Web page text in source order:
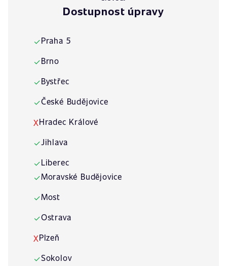
Dostupnost úpravy
✓Praha 5
✓Brno
✓Bystřec
✓České Budějovice
XHradec Králové
✓Jihlava
✓Liberec
✓Moravské Budějovice
✓Most
✓Ostrava
XPlzeň
✓Sokolov